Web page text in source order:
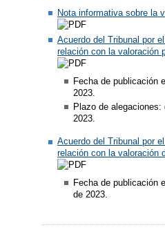
Nota informativa sobre la
Acuerdo del Tribunal por
relación con la valoración
Fecha de publicación
2023.
Plazo de
2023.
Acuerdo del Tribunal por
relación con la valoración
Fecha de publicación
de 2023.